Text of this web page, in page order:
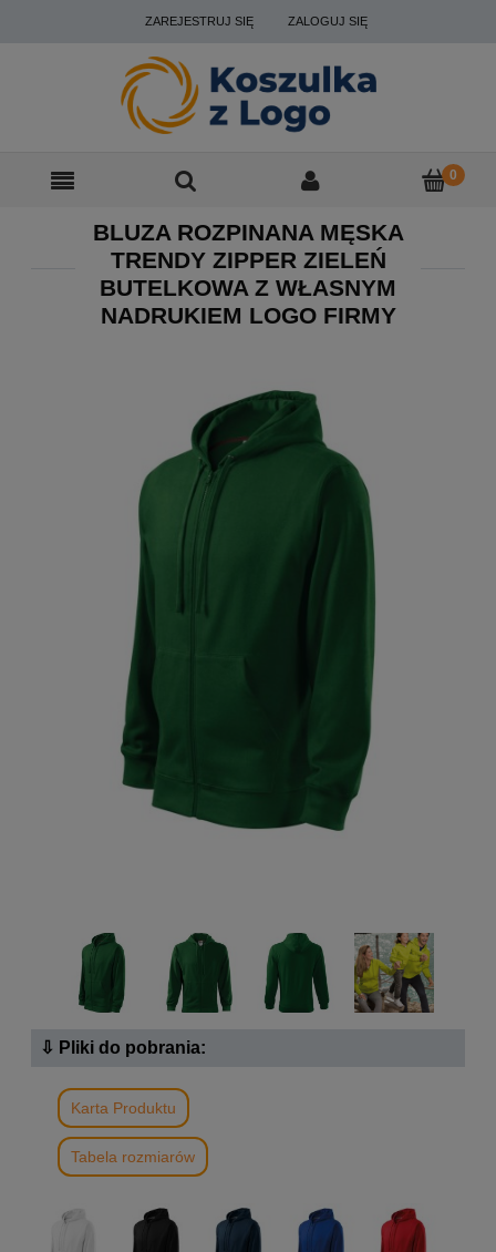
ZAREJESTRUJ SIĘ ZALOGUJ SIĘ
BLUZA ROZPINANA MĘSKA
TRENDY ZIPPER ZIELEŃ
BUTELKOWA Z WŁASNYM
NADRUKIEM LOGO FIRMY
⇩ Pliki do pobrania:
Karta Produktu
Tabela rozmiarów